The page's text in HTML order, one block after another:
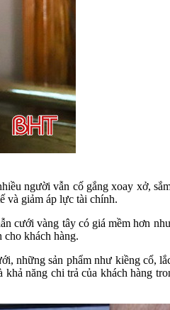
người vẫn cố gắng xoay xở,
và giảm áp lực tài chính.
cưới vàng tây có giá mềm hơn
cho khách hàng.
sản phẩm như kiềng cổ,
năng chi trả của khách hàng